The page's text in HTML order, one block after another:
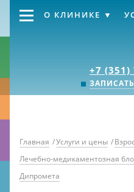
+7 (351)
О КЛИНИКЕ
Главная /Услуги и цены /
Лечебно-медикаментозная
Дипромета